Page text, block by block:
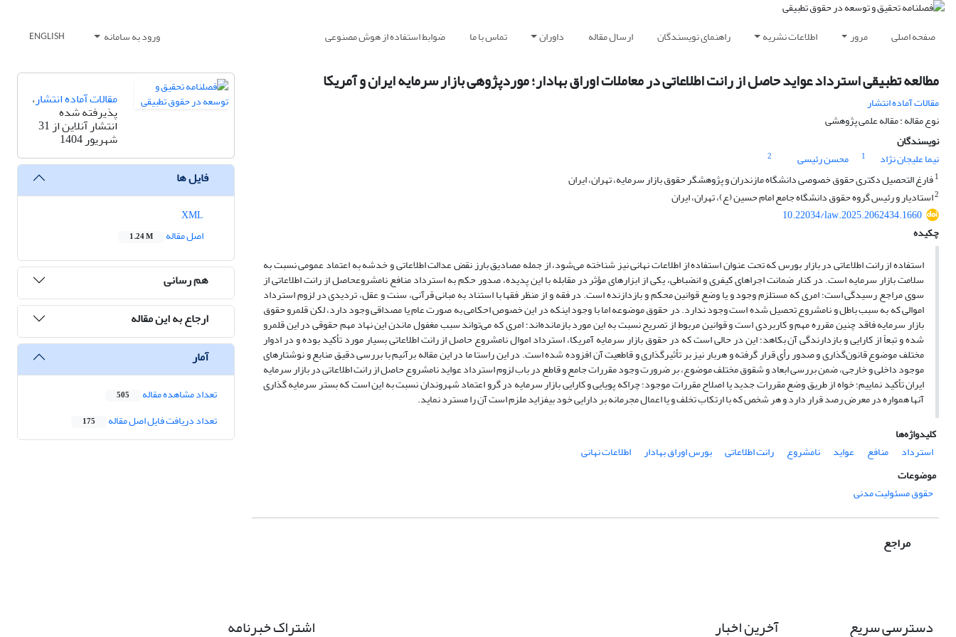
صفحه اصلی مرور اطلاعات نشریه راهنمای نویسندگان ارسال مقاله داوران تماس با ما ضوابط استفاده از هوش مصنوعی ورود به سامانه ENGLISH
مطالعه تطبیقی استرداد عواید حاصل از رانت اطلاعاتی در معاملات اوراق بهادار؛ موردپژوهی بازار سرمایه ایران و آمریکا
مقالات آماده انتشار
نوع مقاله : مقاله علمی پژوهشی
نویسندگان
نیما علیجان نژاد
1 محسن رئیسی
2
1فارغ التحصیل دکتری حقوق خصوصی دانشگاه مازندران و پژوهشگر حقوق بازار سرمایه، تهران، ایران
2استادیار و رئیس گروه حقوق دانشگاه جامع امام حسین (ع)، تهران، ایران
10.22034/law.2025.2062434.1660
چکیده
استفاده از رانت اطلاعاتی در بازار بورس که تحت عنوان استفاده از اطلاعات نهانی نیز شناخته می‌شود، از جمله مصادیق بارز نقض عدالت اطلاعاتی و خدشه به اعتماد عمومی نسبت به
سلامت بازار سرمایه است. در کنار ضمانت اجراهای کیفری و انضباطی، یکی از ابزارهای مؤثر در مقابله با این پدیده، صدور حکم به استرداد منافع نامشروعحاصل از رانت اطلاعاتی از
سوی مراجع رسیدگی است؛ امری که مستلزم وجود و یا وضع قوانین محکم و بازدازنده است. در فقه و از منظر فقها با استناد به مبانی قرآنی، سنت و عقل، تردیدی در لزوم استرداد
اموالی که به سبب باطل و نامشروع تحصیل شده است وجود ندارد. در حقوق موضوعه اما با وجود اینکه در این خصوص احکامی به صورت عام یا مصداقی وجود دارد، لکن قلمرو حقوق
بازار سرمایه فاقد چنین مقرره مهم و کاربردی است و قوانین مربوط از تصریح نسبت به این مورد بازمانده‌اند؛ امری که می‌تواند سبب مغفول ماندن این نهاد مهم حقوقی در این قلمرو
شده و تبعاً از کارایی و بازدارندگی آن بکاهد؛ این در حالی است که در حقوق بازار سرمایه آمریکا، استرداد اموال نامشروع حاصل از رانت اطلاعاتی بسیار مورد تأکید بوده و در ادوار
مختلف موضوع قانون‌گذاری و صدور رأی قرار گرفته و هربار نیز بر تأثیرگذاری و قاطعیت آن افزوده شده است. در این راستا ما در این مقاله برآنیم با بررسی دقیق منابع و نوشتارهای
موجود داخلی و خارجی، ضمن بررسی ابعاد و شقوق مختلف موضوع، بر ضرورت وجود مقررات جامع و قاطع در باب لزوم استرداد عواید نامشروع حاصل از رانت اطلاعاتی در بازار سرمایه
ایران تأکید نماییم؛ خواه از طریق وضع مقررات جدید یا اصلاح مقررات موجود؛ چراکه پویایی و کارایی بازار سرمایه در گرو اعتماد شهروندان نسبت به این است که بستر سرمایه گذاری
آنها همواره در معرض رصد قرار دارد و هر شخص که با ارتکاب تخلف و یا اعمال مجرمانه بر دارایی خود بیفزاید ملزم است آن را مسترد نماید.
کلیدواژه‌ها
استرداد
منافع عواید نامشروع رانت اطلاعاتی بورس اوراق بهادار
اطلاعات نهانی
موضوعات
حقوق مسئولیت مدنی
مراجع
مقالات آماده انتشار،
پذیرفته شده
انتشار آنلاین از 31
شهریور 1404
فایل ها
اصل مقاله
1.24 M
هم رسانی
ارجاع به این مقاله
آمار
تعداد مشاهده مقاله 505
تعداد دریافت فایل اصل مقاله 175
دسترسی سریع آخرین اخبار اشتراک خبرنامه